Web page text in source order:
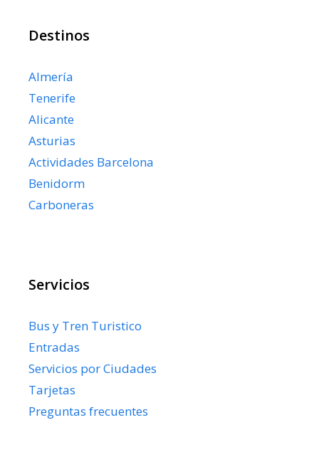
Destinos
Almería
Tenerife
Alicante
Asturias
Actividades Barcelona
Benidorm
Carboneras
Servicios
Bus y Tren Turistico
Entradas
Servicios por Ciudades
Tarjetas
Preguntas frecuentes